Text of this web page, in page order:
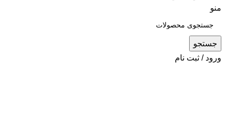
منو
جستجو
ورود / ثبت نام
بزرگنمایی تصویر